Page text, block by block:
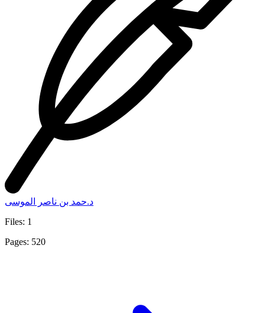
د.حمد بن ناصر الموسى
Files: 1
Pages: 520